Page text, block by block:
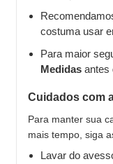
costuma usar
Para maior
Medidas antes
Cuidados com
Para manter sua
mais tempo, siga
Lavar do